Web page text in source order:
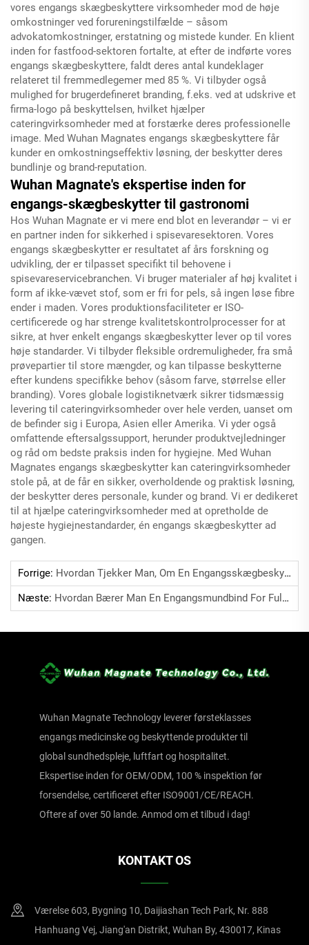
vores engangs skægbeskyttere virksomheder mod de høje
omkostninger ved forureningstilfælde – såsom
advokatomkostninger, erstatning og mistede kunder. En klient
inden for fastfood-sektoren fortalte, at efter de indførte vores
engangs skægbeskyttere, faldt deres antal kundeklager
relateret til fremmedlegemer med 85 %. Vi tilbyder også
mulighed for brugerdefineret branding, f.eks. ved at udskrive et
firma-logo på beskyttelsen, hvilket hjælper
cateringvirksomheder med at forstærke deres professionelle
image. Med Wuhan Magnates engangs skægbeskyttere får
kunder en omkostningseffektiv løsning, der beskytter deres
bundlinje og brand-reputation.
Wuhan Magnate's ekspertise inden for
engangs-skægbeskytter til gastronomi
Hos Wuhan Magnate er vi mere end blot en leverandør – vi er
en partner inden for sikkerhed i spisevaresektoren. Vores
engangs skægbeskytter er resultatet af års forskning og
udvikling, der er tilpasset specifikt til behovene i
spisevareservicebranchen. Vi bruger materialer af høj kvalitet i
form af ikke-vævet stof, som er fri for pels, så ingen løse fibre
ender i maden. Vores produktionsfaciliteter er ISO-
certificerede og har strenge kvalitetskontrolprocesser for at
sikre, at hver enkelt engangs skægbeskytter lever op til vores
høje standarder. Vi tilbyder fleksible ordremuligheder, fra små
prøvepartier til store mængder, og kan tilpasse beskytterne
efter kundens specifikke behov (såsom farve, størrelse eller
branding). Vores globale logistiknetværk sikrer tidsmæssig
levering til cateringvirksomheder over hele verden, uanset om
de befinder sig i Europa, Asien eller Amerika. Vi yder også
omfattende eftersalgssupport, herunder produktvejledninger
og råd om bedste praksis inden for hygiejne. Med Wuhan
Magnates engangs skægbeskytter kan cateringvirksomheder
stole på, at de får en sikker, overholdende og praktisk løsning,
der beskytter deres personale, kunder og brand. Vi er dedikeret
til at hjælpe cateringvirksomheder med at opretholde de
højeste hygiejnestandarder, én engangs skægbeskytter ad
gangen.
Forrige: Hvordan Tjekker Man, Om En Engangsskægbeskytter Er Intakt?
Næste: Hvordan Bærer Man En Engangsmundbind For Fuld Beskyttelse?
Wuhan Magnate Technology leverer førsteklasses
engangs medicinske og beskyttende produkter til
global sundhedspleje, luftfart og hospitalitet.
Ekspertise inden for OEM/ODM, 100 % inspektion før
forsendelse, certificeret efter ISO9001/CE/REACH.
Oftere af over 50 lande. Anmod om et tilbud i dag!
KONTAKT OS
Værelse 603, Bygning 10, Daijiashan Tech Park, Nr. 888
Hanhuang Vej, Jiang'an Distrikt, Wuhan By, 430017, Kinas